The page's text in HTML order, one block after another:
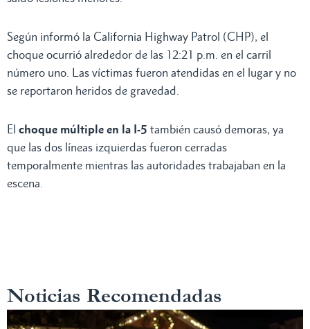
Según informó la California Highway Patrol (CHP), el
choque ocurrió alrededor de las 12:21 p.m. en el carril
número uno. Las víctimas fueron atendidas en el lugar y no
se reportaron heridos de gravedad.
El choque múltiple en la I-5 también causó demoras, ya
que las dos líneas izquierdas fueron cerradas
temporalmente mientras las autoridades trabajaban en la
escena.
Noticias Recomendadas